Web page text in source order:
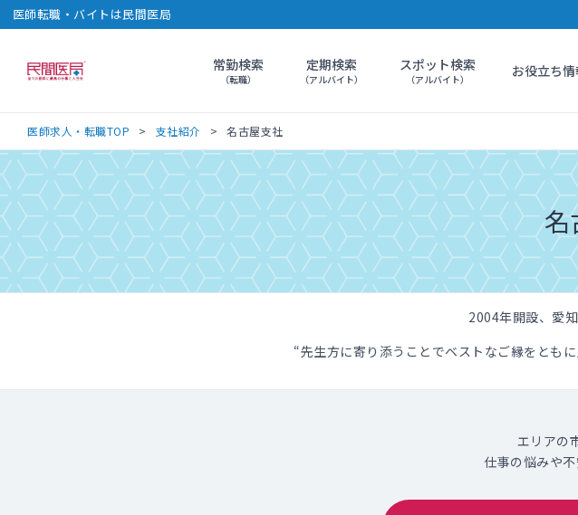
医師転職・バイトは民間医局
民間医局常勤検索
（転職）
定期検索
（アルバイト）
スポット検索
（アルバイト） お役立ち情
医師求人・転職TOP 支社紹介 名古屋支社
名
2004年開設、愛
“先生方に寄り添うことでベストなご縁をとも
エリアの
仕事の悩みや